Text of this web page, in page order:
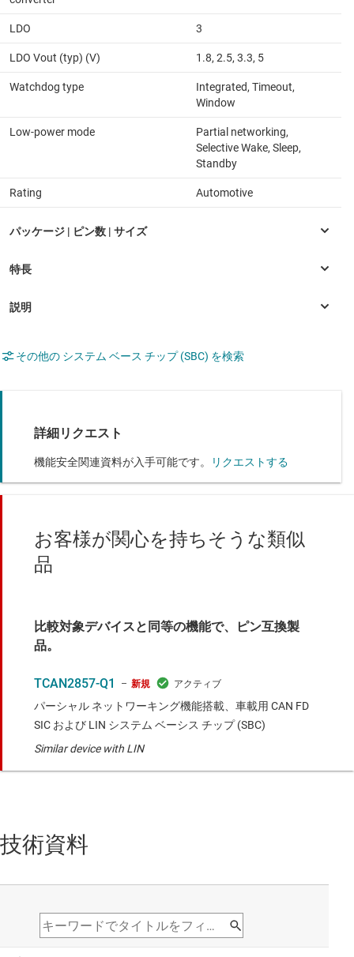
LDO 3
LDO Vout (typ) (V) 1.8, 2.5, 3.3, 5
Watchdog type
Integrated, Timeout,
Window
Low-power mode
Partial networking,
Selective Wake, Sleep,
Standby
Rating Automotive
その他の システム ベース チップ (SBC) を検索
詳細リクエスト
機能安全関連資料が入手可能です。 リクエストする
お客様が関心を持ちそうな類似
品
比較対象デバイスと同等の機能で、ピン互換製
品。
新規
TCAN2857-Q1
パーシャル ネットワーキング機能搭載、車載用 CAN FD
SIC および LIN システム ベーシス チップ (SBC)
Similar device with LIN
技術資料